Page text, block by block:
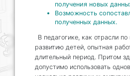
получения новых
Возможность
полученных данных.
В педагогике, как отрасли
развитию детей, опытная
длительный период. Притом
допустимо использовать